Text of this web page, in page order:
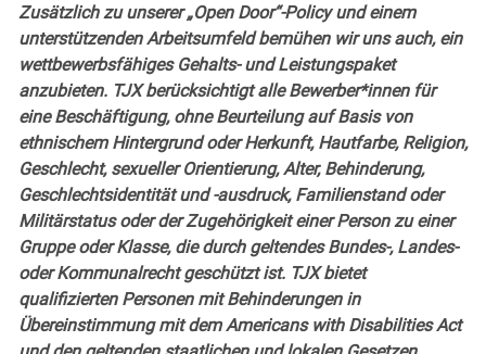
Zusätzlich zu unserer „Open Door“-Policy und einem
unterstützenden Arbeitsumfeld bemühen wir uns auch, ein
wettbewerbsfähiges Gehalts- und Leistungspaket
anzubieten. TJX berücksichtigt alle Bewerber*innen für
eine Beschäftigung, ohne Beurteilung auf Basis von
ethnischem Hintergrund oder Herkunft, Hautfarbe, Religion,
Geschlecht, sexueller Orientierung, Alter, Behinderung,
Geschlechtsidentität und -ausdruck, Familienstand oder
Militärstatus oder der Zugehörigkeit einer Person zu einer
Gruppe oder Klasse, die durch geltendes Bundes-, Landes-
oder Kommunalrecht geschützt ist. TJX bietet
qualifizierten Personen mit Behinderungen in
Übereinstimmung mit dem Americans with Disabilities Act